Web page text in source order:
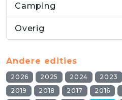
Camping
Overig
Andere edities
2026 2025 2024 2023
2019
2018 2017 2016